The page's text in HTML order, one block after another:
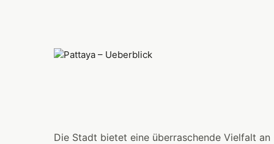
Die Stadt bietet eine überraschende Vielfalt